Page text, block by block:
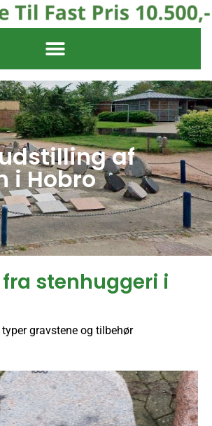
af
i Hobro
stenhuggeri i
gravstene og tilbehør